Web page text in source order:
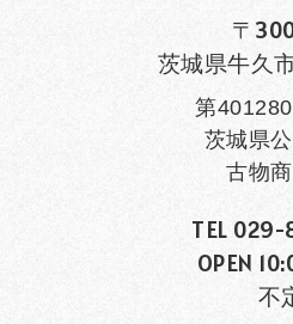
〒
茨城県牛久
第
茨城県
古物
TEL
OPEN
不